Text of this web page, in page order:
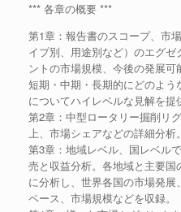
*** 各章の概要 ***
第1章：報告書のスコープ、市
イプ別、用途別など）のエグ
ントの市場規模、今後の発展可
短期・中期・長期的にどのよ
についてハイレベルな見解を提
第2章：中型ロータリー掘削リ
上、市場シェアなどの詳細分析。
第3章：地域レベル、国レベル
売と収益分析。各地域と主要
に分析し、世界各国の市場発
ペース、市場規模などを収録。